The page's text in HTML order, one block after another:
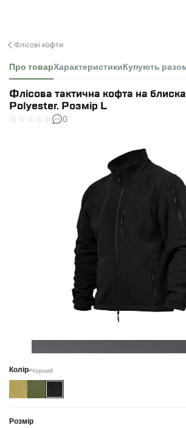
Флісові кофти
Про товарХарактеристики Купують
Флісова тактична кофта на
Polyester. Розмір L
0
Колір Чорний
Розмір